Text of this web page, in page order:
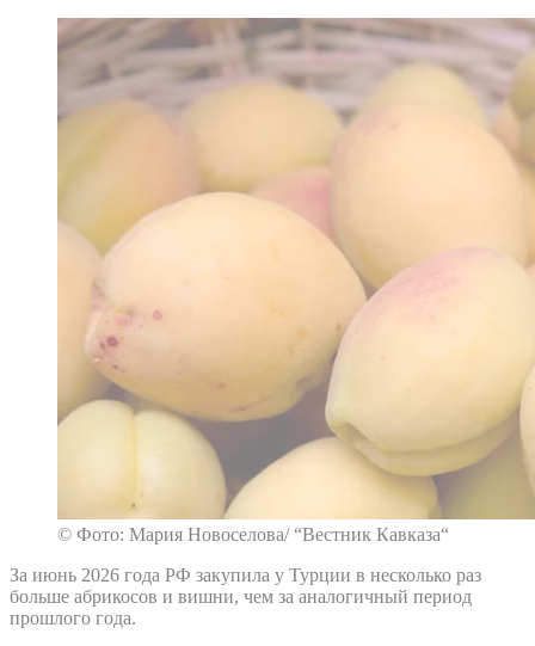
© Фото: Мария Новоселова/ “Вестник Кавказа“
За июнь 2026 года РФ закупила у Турции в несколько раз
больше абрикосов и вишни, чем за аналогичный период
прошлого года.